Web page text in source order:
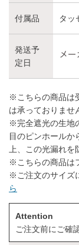
付属品 タッ
発送予
定日
※こちらの商品は
は承っておりませ
※完全遮光の生地
目のピンホールか
上、この光漏れ
※こちらの商品は
※ご注文のサイズ
ら
Attention
ご注文前にご確